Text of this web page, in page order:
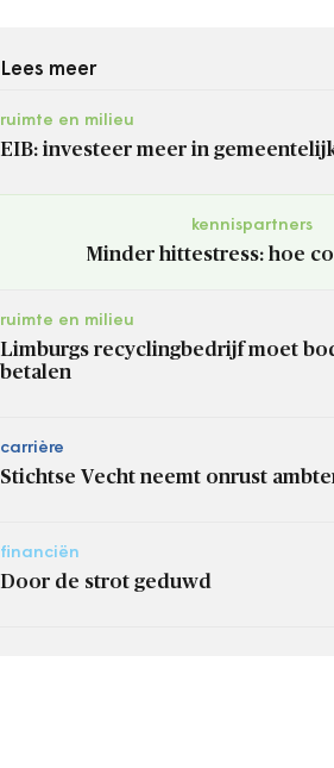
Lees meer
ruimte en milieu
EIB: investeer meer in
kennispartners
Minder hittestress: hoe
ruimte en milieu
Limburgs recyclingbedrijf moet
betalen
carrière
Stichtse Vecht neemt onrust
financiën
Door de strot geduwd